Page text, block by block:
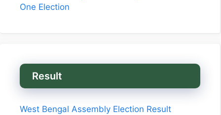
One Election
Result
West Bengal Assembly Election Result